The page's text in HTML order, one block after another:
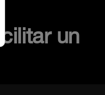
un